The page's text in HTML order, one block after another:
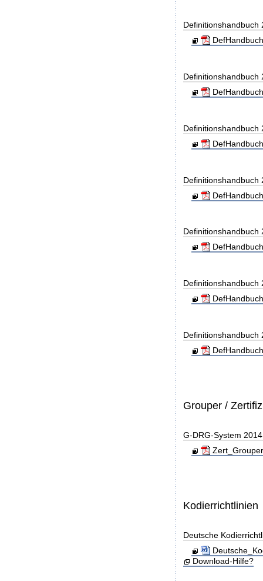
Definitionshandbuch
Definitionshandbuch
Definitionshandbuch
Definitionshandbuch
Definitionshandbuch
Definitionshandbuch
Definitionshandbuch
Grouper /
G-DRG-System
Kodierrichtlinien
Deutsche
Download-Hilfe?